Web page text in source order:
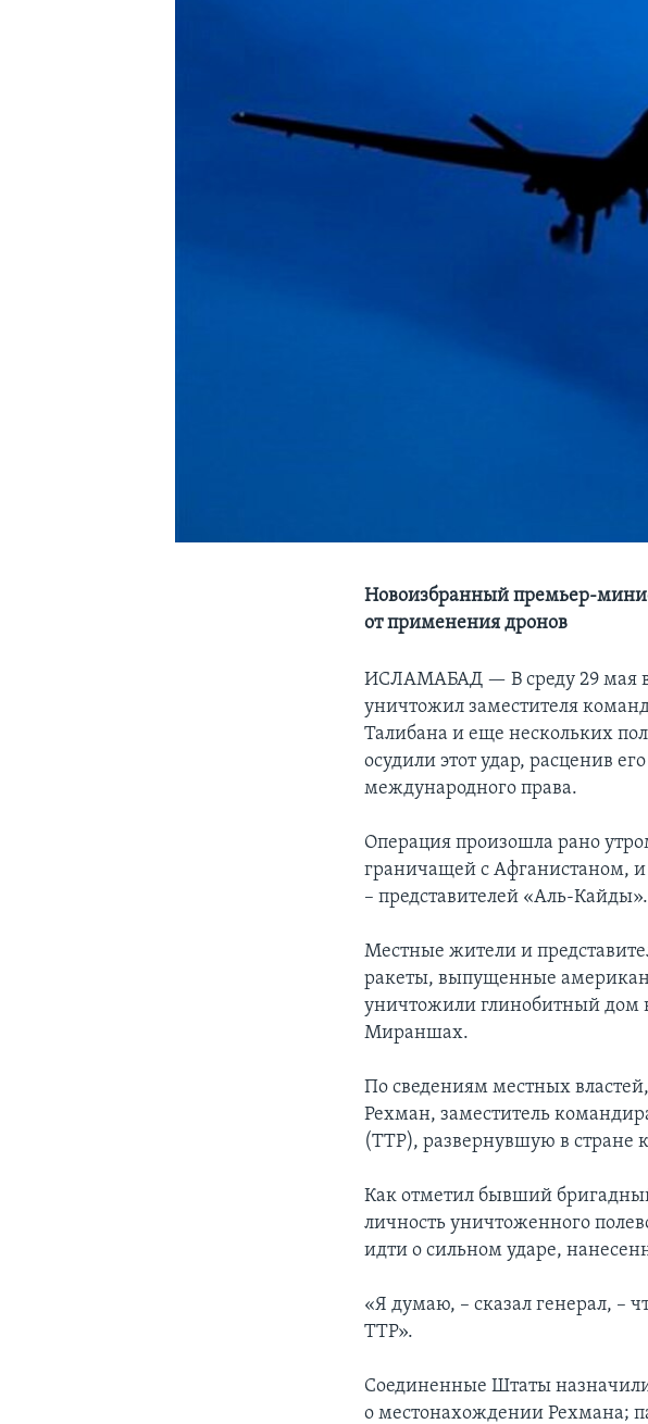
Новоизбранный премьер-
от применения дронов
ИСЛАМАБАД —В среду 29 мая
уничтожил заместителя
Талибана и еще нескольких
осудили этот удар, расценив
международного права.
Операция произошла рано
граничащей с Афганистаном,
– представителей «Аль-Кайды».
Местные жители и
ракеты, выпущенные
уничтожили глинобитный дом
Мираншах.
По сведениям местных
Рехман, заместитель
(ТТР), развернувшую в стране
Как отметил бывший
личность уничтоженного
идти о сильном ударе,
«Я думаю, – сказал генерал, –
ТТР».
Соединенные Штаты
о местонахождении Рехмана;